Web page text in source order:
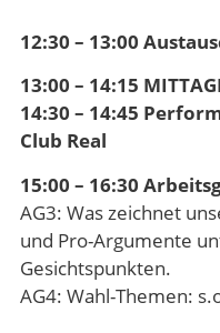
12:30 – 13:00
13:00 – 14:15
14:30 – 14:45
Club Real
15:00 – 16:30
AG3: Was zeichnet
und Pro-Argumente
Gesichtspunkten.
AG4: Wahl-Themen: